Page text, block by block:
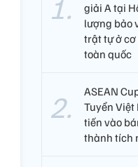
giải A tại
lượng bảo
trật tự ở cơ
toàn quốc
ASEAN
Tuyển
tiến vào
thành tích